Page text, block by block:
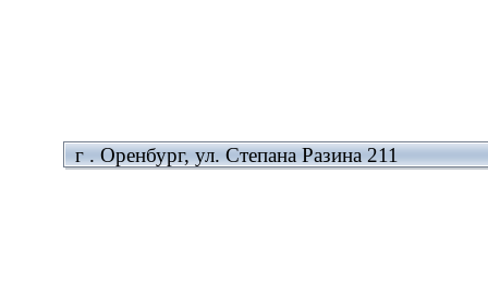
г . Оренбург, ул. Степана Разина 211